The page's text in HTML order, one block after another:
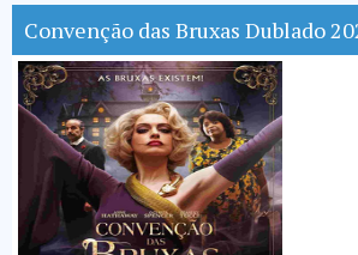
Convenção das Bruxas Dublado